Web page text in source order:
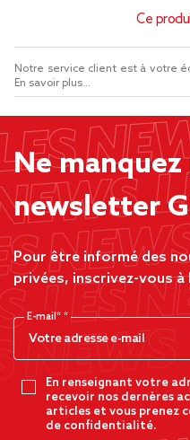
Ce
Notre service client est à votre
En savoir plus...
Ne manquez
newsletter
Pour être informé des
privées, inscrivez-vous
E-mail*
En renseignant votre
recevoir nos dernères
articles et vous prenez
de confidentialité.